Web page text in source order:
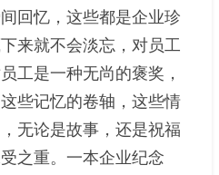
回忆，这些都是企业珍
来就不会淡忘，对员工
工是一种无尚的褒奖，
些记忆的卷轴，这些情
无论是故事，还是祝福
之重。一本企业纪念